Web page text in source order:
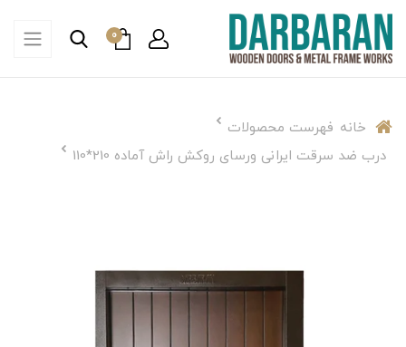
0
خانه فهرست محصولات
درب ضد سرقت ایرانی ورسای روکش راش آماده 210*110